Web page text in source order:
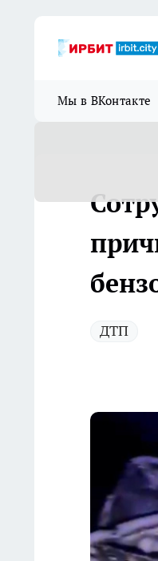
Мы в ВКонтакте
ДТП